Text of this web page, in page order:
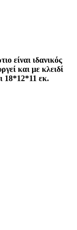
είναι ιδανικός
και με κλειδί
18*12*11 εκ.